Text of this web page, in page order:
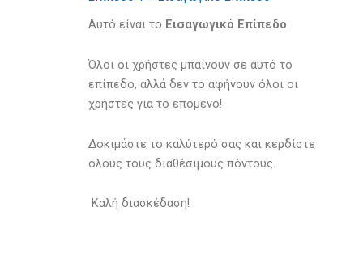
Αυτό είναι το Eισαγωγικό Eπίπεδο.
Όλοι οι χρήστες μπαίνουν σε αυτό το
επίπεδο, αλλά δεν το αφήνουν όλοι οι
χρήστες για το επόμενο!
Δοκιμάστε το καλύτερό σας και κερδίστε
όλους τους διαθέσιμους πόντους.
Καλή διασκέδαση!